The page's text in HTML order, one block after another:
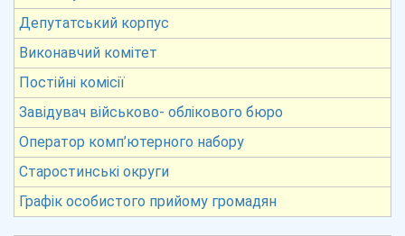
Депутатський корпус
Виконавчий комітет
Постійні комісії
Завідувач військово- облікового бюро
Оператор комп’ютерного набору
Старостинські округи
Графік особистого прийому громадян